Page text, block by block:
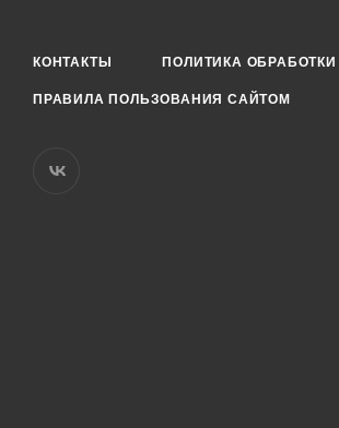
КОНТАКТЫ ПОЛИТИКА
ПРАВИЛА ПОЛЬЗОВАНИЯ САЙТОМ